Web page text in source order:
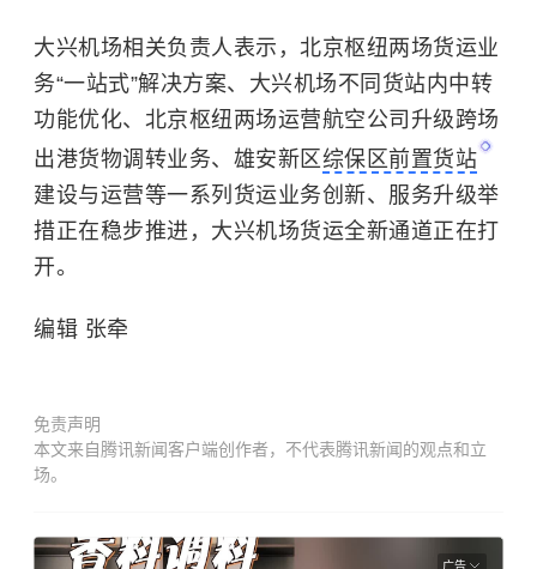
大兴机场相关负责人表示，北京枢纽两场货运业
务“一站式”解决方案、大兴机场不同货站内中转
功能优化、北京枢纽两场运营航空公司升级跨场
出港货物调转业务、雄安新区综保区前置货站
建设与运营等一系列货运业务创新、服务升级举
措正在稳步推进，大兴机场货运全新通道正在打
开。
编辑 张牵
免责声明
本文来自腾讯新闻客户端创作者，不代表腾讯新闻的观点和立
场。
广告